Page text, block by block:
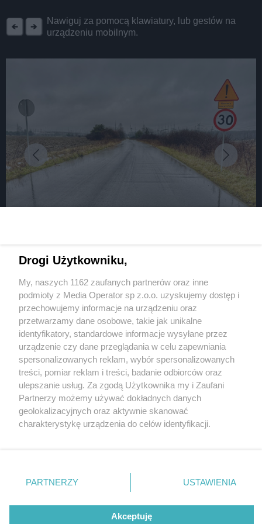
Nawiguj za pomocą klawiatury, lub gestów na
urządzeniu mobilnym.
Dąbrowa Górnicza. Koniec przebudowy i remontu
ulicy Różyckiego (dawniej Dąbrowszczaków). Po
półtora roku…
5 / 8
Dąbrowa Górnicza, ul.
Zygmunta Różyckiego.
Styczeń 2025.
Wydawca mediów lokalnych
Nie zapomnij
zapoznać się z:
polityką prywatności
Twojemiasto
Piekary Śląskie
Chorzów
Tarnowskie Góry
Gliwice
Skontakuj sięz nami
Kontakt
Redakcja
Newsletter
Drogi Użytkowniku,
My, naszych 1162 zaufanych partnerów oraz inne
podmioty z Media Operator sp z.o.o. uzyskujemy dostęp i
przechowujemy informacje na urządzeniu oraz
przetwarzamy dane osobowe, takie jak unikalne
identyfikatory, standardowe informacje wysyłane przez
urządzenie czy dane przeglądania w celu zapewniania
spersonalizowanych reklam, wybór spersonalizowanych
treści, pomiar reklam i treści, badanie odbiorców oraz
ulepszanie usług. Za zgodą Użytkownika my i Zaufani
Partnerzy możemy używać dokładnych danych
geolokalizacyjnych oraz aktywnie skanować
charakterystykę urządzenia do celów identyfikacji.
zmienić/wycofać klikając przycisk ustawień prywatności
znajdujący się w lewym dolnym rogu strony
rodzaje przetwarzania danych nie wymagają zgody
użytkownika, ale masz prawo sprzeciwić się takiemu
PARTNERZY USTAWIENIA
Akceptuję